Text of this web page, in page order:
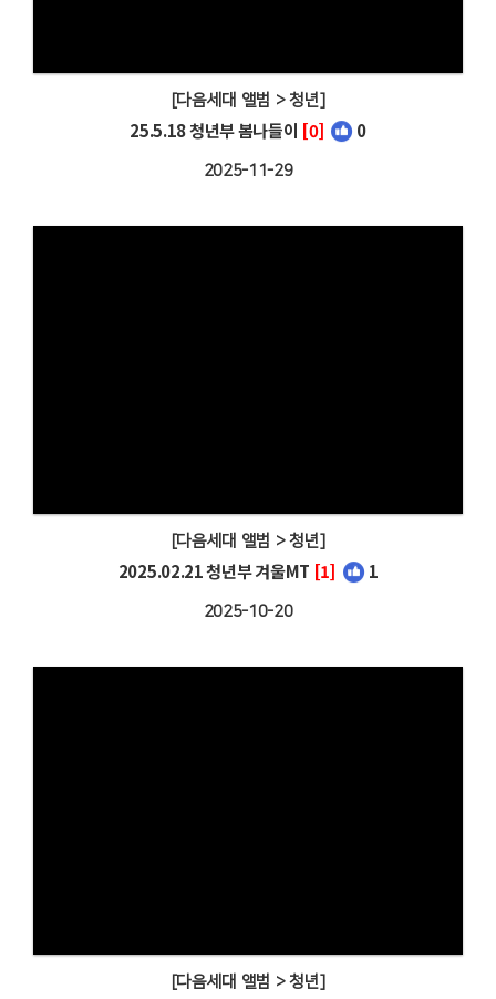
[다음세대 앨범 > 청년]
25.5.18 청년부 봄나들이 [0] 0
2025-11-29
[다음세대 앨범 > 청년]
2025.02.21 청년부 겨울MT [1] 1
2025-10-20
[다음세대 앨범 > 청년]